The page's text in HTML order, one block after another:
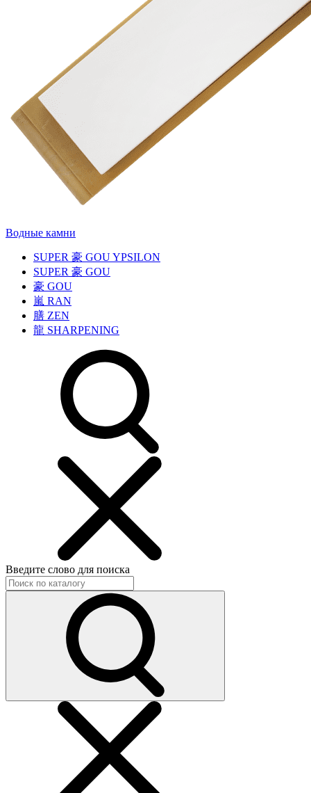
Водные камни
SUPER 豪 GOU YPSILON
SUPER 豪 GOU
豪 GOU
嵐 RAN
膳 ZEN
龍 SHARPENING
Введите слово для поиска